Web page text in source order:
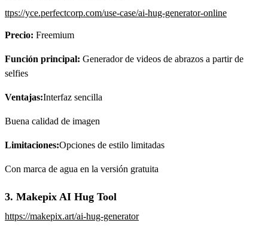
ttps://yce.perfectcorp.com/use-case/ai-hug-generator-online
Precio: Freemium
Función principal: Generador de videos de abrazos a partir de
selfies
Ventajas:Interfaz sencilla
Buena calidad de imagen
Limitaciones:Opciones de estilo limitadas
Con marca de agua en la versión gratuita
3. Makepix AI Hug Tool
https://makepix.art/ai-hug-generator